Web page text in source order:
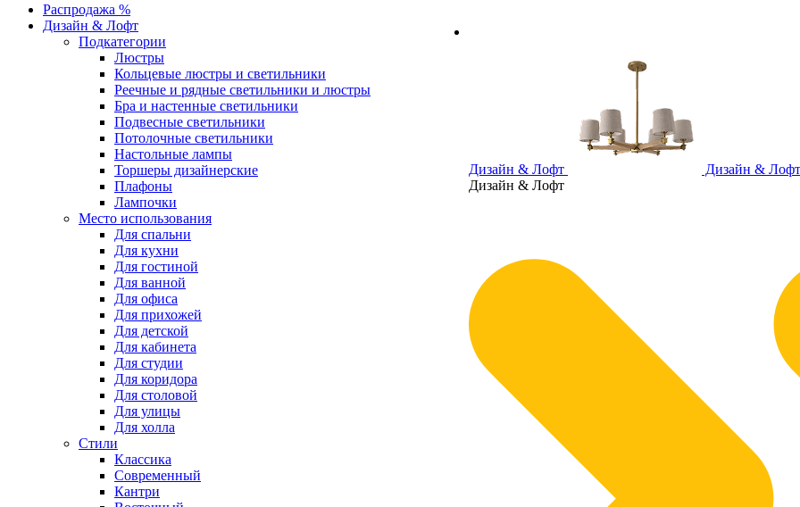
Дизайн & Лофт
Дизайн & Лофт
Дизайн & Лофт
Распродажа %
Дизайн & Лофт
Подкатегории
Люстры
Кольцевые люстры и светильники
Реечные и рядные светильники и люстры
Бра и настенные светильники
Подвесные светильники
Потолочные светильники
Настольные лампы
Торшеры дизайнерские
Плафоны
Лампочки
Место использования
Для спальни
Для кухни
Для гостиной
Для ванной
Для офиса
Для прихожей
Для детской
Для кабинета
Для студии
Для коридора
Для столовой
Для улицы
Для холла
Стили
Классика
Современный
Кантри